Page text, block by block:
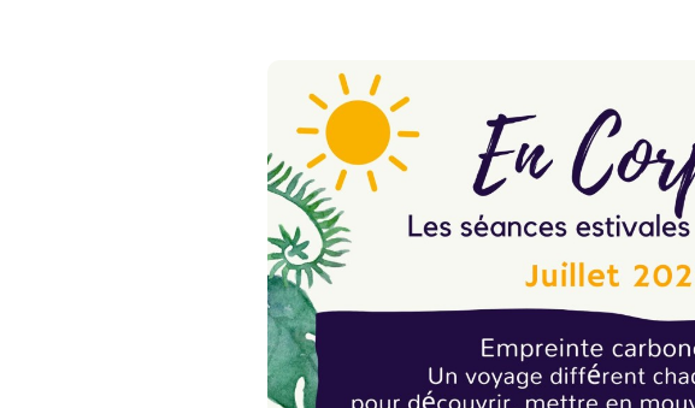
En Libre Expression Sensitive, pas de
rythme, pas de coordination, pas de
perfection... Il n'y a donc pas de pression pour
Juste le plaisir de bouger, de laisser
Soi.
La seule manière de savoir que vous faites
!
Il n'y a pas besoin de savoir Danser !